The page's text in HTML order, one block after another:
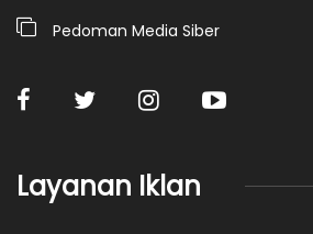
Pedoman Media Siber
Layanan Iklan